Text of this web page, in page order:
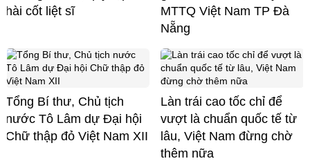
hài cốt liệt sĩ
MTTQ Việt Nam TP Đà
Nẵng
Tổng Bí thư, Chủ tịch
nước Tô Lâm dự Đại hội
Chữ thập đỏ Việt Nam XII
Làn trái cao tốc chỉ để
vượt là chuẩn quốc tế từ
lâu, Việt Nam đừng chờ
thêm nữa